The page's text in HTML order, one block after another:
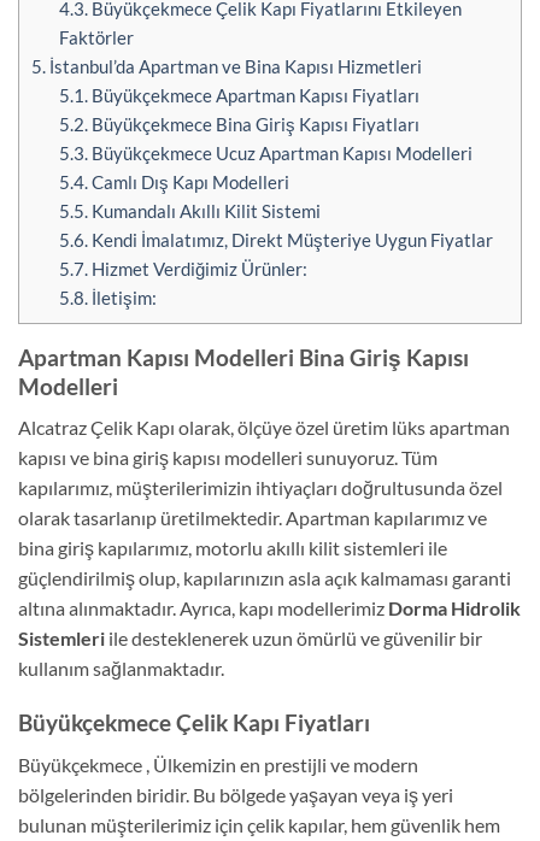
4.3.Büyükçekmece Çelik Kapı Fiyatlarını Etkileyen
Faktörler
5. İstanbul’da Apartman ve Bina Kapısı Hizmetleri
5.1.Büyükçekmece Apartman Kapısı Fiyatları
5.2.Büyükçekmece Bina Giriş Kapısı Fiyatları
5.3.Büyükçekmece Ucuz Apartman Kapısı Modelleri
5.4.Camlı Dış Kapı Modelleri
5.5.Kumandalı Akıllı Kilit Sistemi
5.6.Kendi İmalatımız, Direkt Müşteriye Uygun Fiyatlar
5.7.Hizmet Verdiğimiz Ürünler:
5.8.İletişim:
Apartman Kapısı Modelleri Bina Giriş Kapısı
Modelleri
Alcatraz Çelik Kapı olarak, ölçüye özel üretim lüks apartman
kapısı ve bina giriş kapısı modelleri sunuyoruz. Tüm
kapılarımız, müşterilerimizin ihtiyaçları doğrultusunda özel
olarak tasarlanıp üretilmektedir. Apartman kapılarımız ve
bina giriş kapılarımız, motorlu akıllı kilit sistemleri ile
güçlendirilmiş olup, kapılarınızın asla açık kalmaması garanti
altına alınmaktadır. Ayrıca, kapı modellerimiz Dorma Hidrolik
Sistemleri ile desteklenerek uzun ömürlü ve güvenilir bir
kullanım sağlanmaktadır.
Büyükçekmece Çelik Kapı Fiyatları
Büyükçekmece , Ülkemizin en prestijli ve modern
bölgelerinden biridir. Bu bölgede yaşayan veya iş yeri
bulunan müşterilerimiz için çelik kapılar, hem güvenlik hem